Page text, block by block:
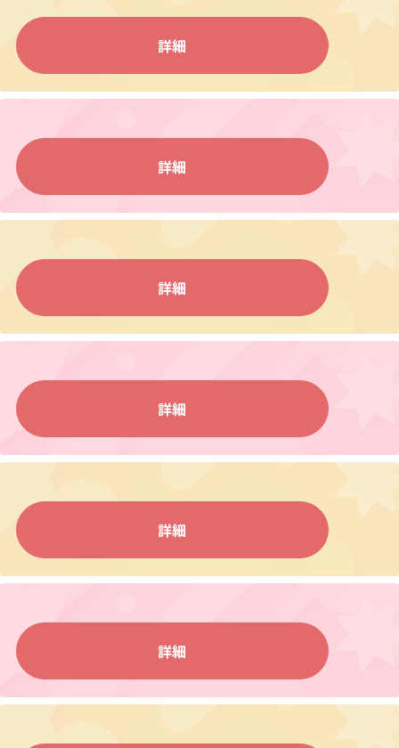
詳細
詳細
詳細
詳細
詳細
詳細